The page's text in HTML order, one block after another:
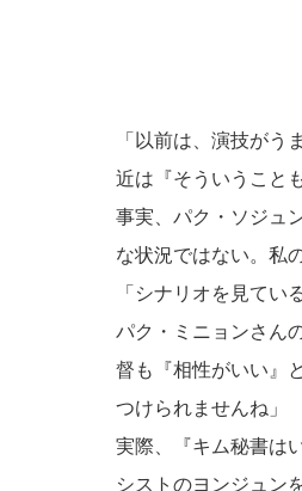
「以前は、演技が
近は『そういうこと
事実、パク・ソジュ
な状況ではない。私
「シナリオを見て
パク・ミニョンさん
督も『相性がいい』
つけられませんね」
実際、『キム秘書は
シストのヨンジュン